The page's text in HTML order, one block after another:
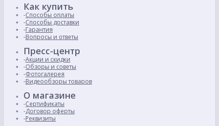
Как купить
Способы оплаты
Способы доставки
Гарантия
Вопросы и ответы
Пресс-центр
Акции и скидки
Обзоры и советы
Фотогалерея
Видеообзоры товаров
О магазине
Сертификаты
Договор оферты
Реквизиты